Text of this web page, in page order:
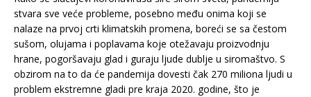
stvara sve veće probleme, posebno među onima koji se
nalaze na prvoj crti klimatskih promena, boreći se sa čestom
sušom, olujama i poplavama koje otežavaju proizvodnju
hrane, pogoršavaju glad i guraju ljude dublje u siromaštvo. S
obzirom na to da će pandemija dovesti čak 270 miliona ljudi u
problem ekstremne gladi pre kraja 2020. godine, što je